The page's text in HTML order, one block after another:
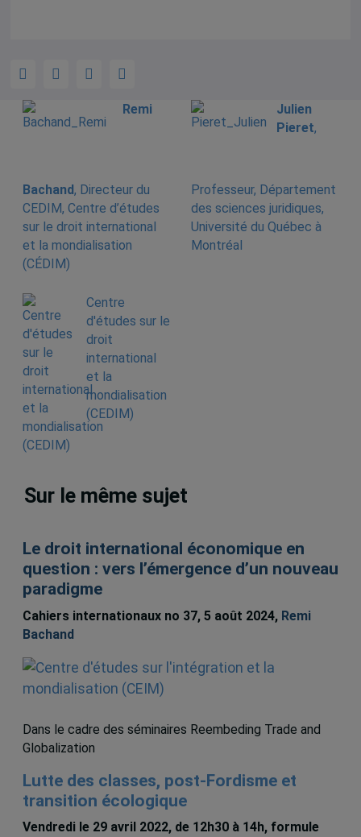
Remi
Bachand, Directeur du
CEDIM, Centre d’études
sur le droit international
et la mondialisation
(CÉDIM)
Julien
Pieret,
Professeur, Département
des sciences juridiques,
Université du Québec à
Montréal
Centre
d'études sur le
droit
international
et la
mondialisation
(CEDIM)
Sur le même sujet
Le droit international économique en
question : vers l’émergence d’un nouveau
paradigme
Cahiers internationaux no 37, 5 août 2024, Remi
Bachand
Dans le cadre des séminaires Reembeding Trade and
Globalization
Lutte des classes, post-Fordisme et
transition écologique
Vendredi le 29 avril 2022, de 12h30 à 14h, formule